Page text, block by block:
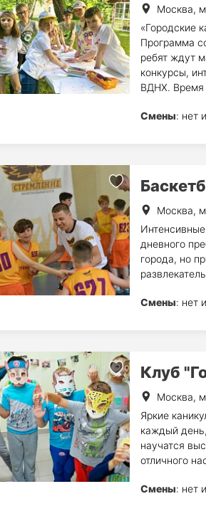
Москва,
«Городские
Программа
ребят ждут
конкурсы,
ВДНХ. Время
Смены: нет
Москва,
дневного
города, но
Смены: нет
Клуб
Москва,
Яркие
каждый
научатся
отличного
Смены: нет